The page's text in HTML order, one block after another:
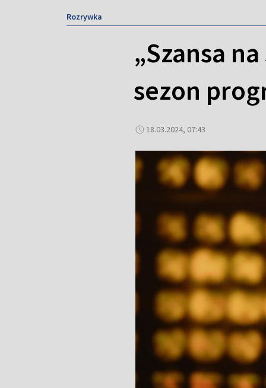
Rozrywka
„Szansa
sezon
18.03.2024, 07:43